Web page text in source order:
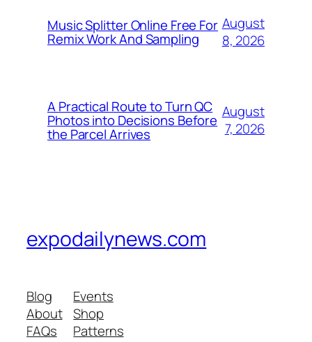
Music Splitter Online Free For
Remix Work And Sampling
August
8, 2026
A Practical Route to Turn QC
Photos into Decisions Before
the Parcel Arrives
August
7, 2026
expodailynews.com
Blog
About
FAQs
Events
Shop
Patterns